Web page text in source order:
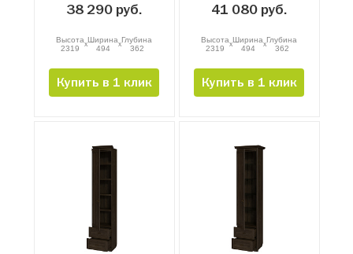
38 290 руб.
Высота
2319
xШирина
494
xГлубина
362
Купить в 1 клик
41 080 руб.
Высота
2319
xШирина
494
xГлубина
362
Купить в 1 клик